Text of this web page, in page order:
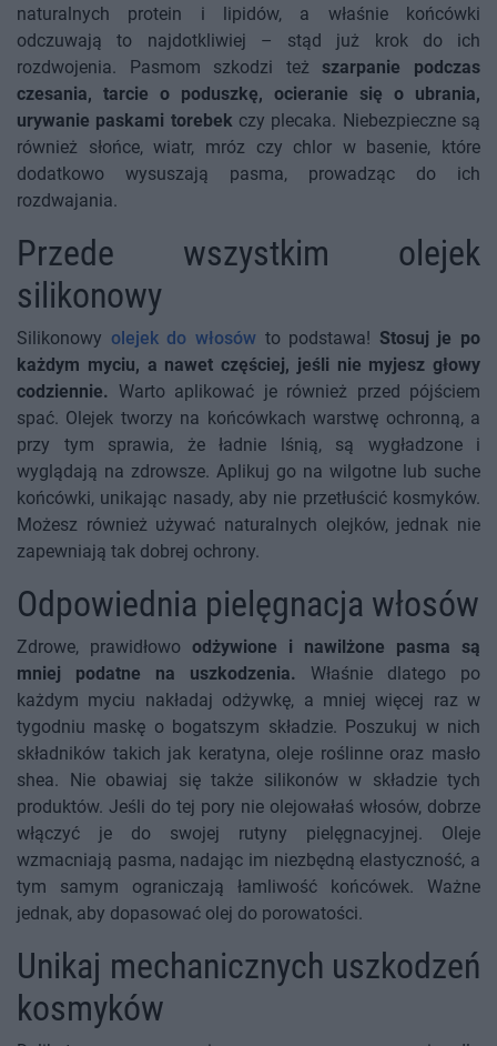
naturalnych protein i lipidów, a właśnie końcówki
odczuwają to najdotkliwiej – stąd już krok do ich
rozdwojenia. Pasmom szkodzi teższarpanie podczas
czesania, tarcie o poduszkę, ocieranie się o ubrania,
urywanie paskami torebekczy plecaka. Niebezpieczne są
również słońce, wiatr, mróz czy chlor w basenie, które
dodatkowo wysuszają pasma, prowadząc do ich
rozdwajania.
Przede wszystkim olejek
silikonowy
Silikonowy olejek do włosówto podstawa! Stosuj je po
każdym myciu, a nawet częściej, jeśli nie myjesz głowy
codziennie. Warto aplikować je również przed pójściem
spać. Olejek tworzy na końcówkach warstwę ochronną, a
przy tym sprawia, że ładnie lśnią, są wygładzone i
wyglądają na zdrowsze. Aplikuj go na wilgotne lub suche
końcówki, unikając nasady, aby nie przetłuścić kosmyków.
Możesz również używać naturalnych olejków, jednak nie
zapewniają tak dobrej ochrony.
Odpowiednia pielęgnacja włosów
Zdrowe, prawidłowo odżywione i nawilżone pasma są
mniej podatne na uszkodzenia. Właśnie dlatego po
każdym myciu nakładaj odżywkę, a mniej więcej raz w
tygodniu maskę o bogatszym składzie. Poszukuj w nich
składników takich jak keratyna, oleje roślinne oraz masło
shea. Nie obawiaj się także silikonów w składzie tych
produktów. Jeśli do tej pory nie olejowałaś włosów, dobrze
włączyć je do swojej rutyny pielęgnacyjnej. Oleje
wzmacniają pasma, nadając im niezbędną elastyczność, a
tym samym ograniczają łamliwość końcówek. Ważne
jednak, aby dopasować olej do porowatości.
Unikaj mechanicznych uszkodzeń
kosmyków